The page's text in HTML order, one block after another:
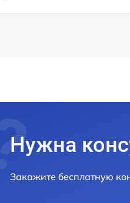
Нужна
Закажите бесплатную